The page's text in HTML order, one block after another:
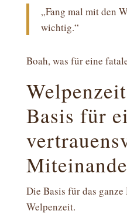
„Fang mal mit den
wichtig.“
Boah, was für eine
Basis für
Die Basis für das
Welpenzeit.